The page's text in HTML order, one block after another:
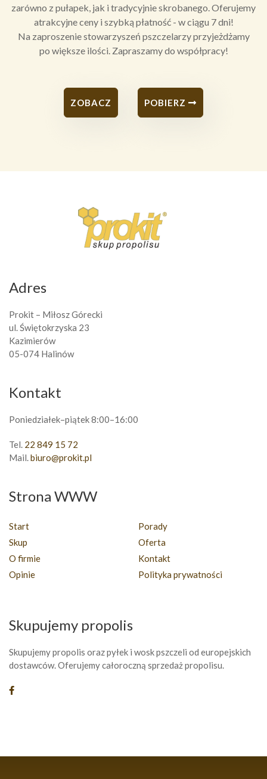
zarówno z pułapek, jak i tradycyjnie skrobanego. Oferujemy
atrakcyjne ceny i szybką płatność - w ciągu 7 dni!
Na zaproszenie stowarzyszeń pszczelarzy przyjeżdżamy
po większe ilości. Zapraszamy do współpracy!
ZOBACZ POBIERZ
Adres
Prokit – Miłosz Górecki
ul. Świętokrzyska 23
Kazimierów
05-074 Halinów
Kontakt
Poniedziałek–piątek 8:00–16:00
Tel. 22 849 15 72
Mail.biuro@prokit.pl
Strona WWW
Start
Skup
O firmie
Opinie
Porady
Oferta
Kontakt
Polityka prywatności
Skupujemy propolis
Skupujemy propolis oraz pyłek i wosk pszczeli od europejskich
dostawców. Oferujemy całoroczną sprzedaż propolisu.